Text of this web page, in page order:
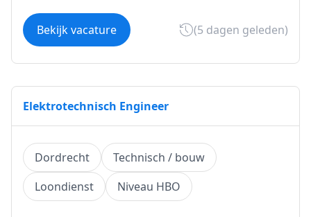
Bekijk vacature (5 dagen geleden)
Elektrotechnisch Engineer
Dordrecht
Technisch / bouw
Loondienst
Niveau HBO